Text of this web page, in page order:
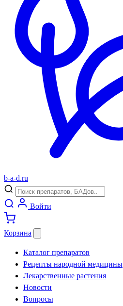
b-a-d.ru
Войти
Корзина
Каталог препаратов
Рецепты народной медицины
Лекарственные растения
Новости
Вопросы